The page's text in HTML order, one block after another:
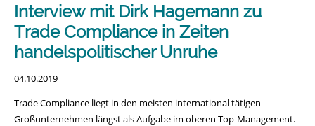
Interview mit Dirk Hagemann zu
Trade Compliance in Zeiten
handelspolitischer Unruhe
04.10.2019
Trade Compliance liegt in den meisten international tätigen
Großunternehmen längst als Aufgabe im oberen Top-Management.